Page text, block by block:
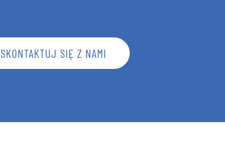
SKONTAKTUJ SIĘ Z NAMI